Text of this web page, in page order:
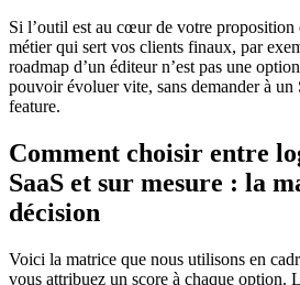
Si l’outil est au cœur de votre proposition
métier qui sert vos clients finaux, par
roadmap d’un éditeur n’est pas une
pouvoir évoluer vite, sans demander à un
feature.
Comment choisir entre
SaaS et sur mesure : la
décision
Voici la matrice que nous utilisons en
vous attribuez un score à chaque option.